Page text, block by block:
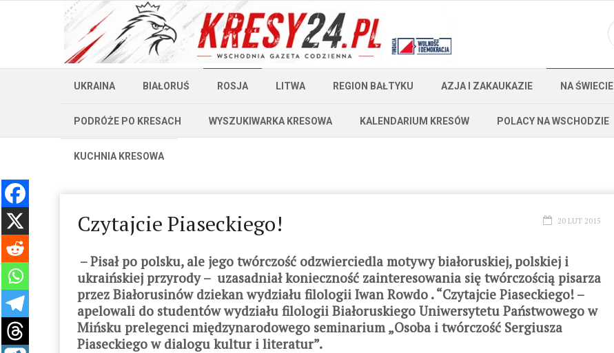
UKRAINA BIAŁORUŚ ROSJA LITWA REGION BAŁTYKU AZJA I ZAKAUKAZIE NA ŚWIECIE
PODRÓŻE PO KRESACH WYSZUKIWARKA KRESOWA KALENDARIUM KRESÓW POLACY NA WSCHODZIE
KUCHNIA KRESOWA
Czytajcie Piaseckiego! 20 LUT 2015
– Pisał po polsku, ale jego twórczość odzwierciedla motywy białoruskiej, polskiej i
ukraińskiej przyrody – uzasadniał konieczność zainteresowania się twórczością pisarza
przez Białorusinów dziekan wydziału filologii Iwan Rowdo . “Czytajcie Piaseckiego! –
apelowali do studentów wydziału filologii Białoruskiego Uniwersytetu Państwowego w
Mińsku prelegenci międzynarodowego seminarium „Osoba i twórczość Sergiusza
Piaseckiego w dialogu kultur i literatur”.